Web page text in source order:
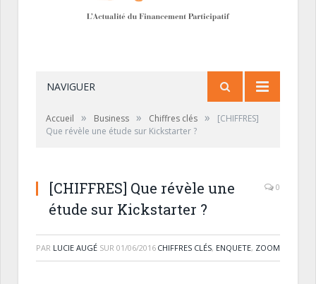
NAVIGUER
Accueil » Business » Chiffres clés »
[CHIFFRES]
Que révèle une étude sur Kickstarter ?
[CHIFFRES] Que révèle une
étude sur Kickstarter ?
0
PAR LUCIE AUGÉ SUR 01/06/2016 CHIFFRES CLÉS, ENQUETE, ZOOM